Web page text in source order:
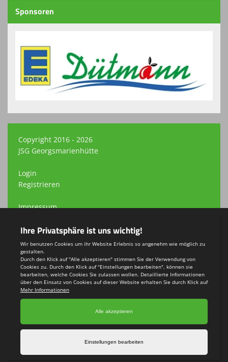
Sponsoren
Copyright 2016 - 2026
JSG Georgsmarienhütte
Login
Registrieren
Impressum
Teamsports 2
Dein Sportverein online